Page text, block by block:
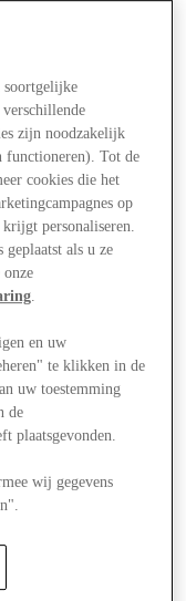
soortgelijke
zijn noodzakelijk
functioneren). Tot de
cookies die het
op
personaliseren.
als u ze
en uw
te klikken in de
uw toestemming
de
plaatsgevonden.
wij gegevens